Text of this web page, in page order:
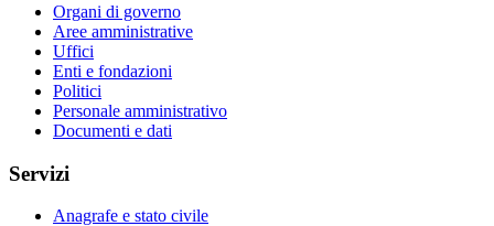
Organi di governo
Aree amministrative
Uffici
Enti e fondazioni
Politici
Personale amministrativo
Documenti e dati
Servizi
Anagrafe e stato civile